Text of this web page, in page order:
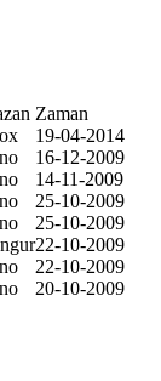
Zaman
19-04-2014
16-12-2009
14-11-2009
25-10-2009
25-10-2009
22-10-2009
22-10-2009
20-10-2009